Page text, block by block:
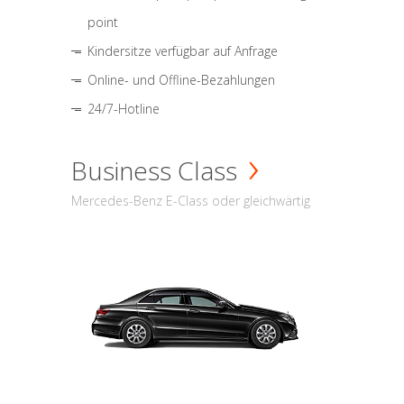
point
Kindersitze verfügbar auf Anfrage
Online- und Offline-Bezahlungen
24/7-Hotline
Business Class
Mercedes-Benz E-Class oder gleichwärtig